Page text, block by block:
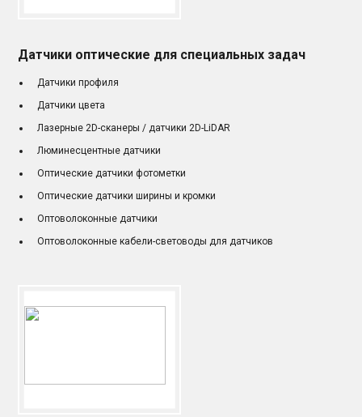
Датчики оптические для специальных задач
Датчики профиля
Датчики цвета
Лазерные 2D-сканеры / датчики 2D-LiDAR
Люминесцентные датчики
Оптические датчики фотометки
Оптические датчики ширины и кромки
Оптоволоконные датчики
Оптоволоконные кабели-световоды для датчиков